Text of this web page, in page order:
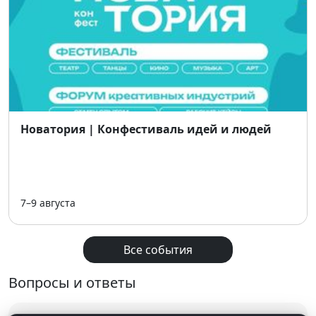
📅 Дата: 27 июня 2026
⏰ Время: 14:00–22:00
📍 Место: Томск, Губернаторский квартал
🎤 Хедлайнер: группа «Градусы»
🎟 Вход: свободный,предварительная регистрация
Новатория | Конфестиваль идей и людей
7–9 августа
Все события
Вопросы и ответы